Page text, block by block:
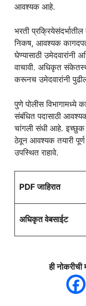
आवश्यक आहे.
भरती
निकष, आवश्यक
घेण्यासाठी उमेदवारांनी
वाचावी. अधिकृत
करूनच उमेदवारांनी
पुणे पोलीस विभागामध्ये
संबंधित पदासाठी
चांगली संधी आहे. इच्छुक
ठेवून आवश्यक तयारी
उपस्थित राहावे.
PDF जाहिरात
अधिकृत वेबसाईट
ही नोकरीची